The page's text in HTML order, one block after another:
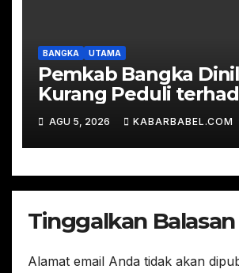
BANGKA UTAMA
Pemkab Bangka
Kurang Peduli
Pemuda, Sekjen KNPI:
Jangan Sampai KNPI
AGU 5, 2026 KABARBABEL.COM
Tinggalkan Balasan
Alamat email Anda tidak akan